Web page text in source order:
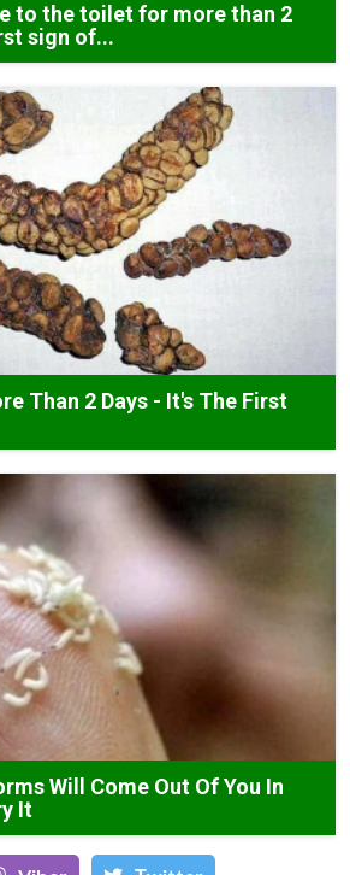
to the toilet for more than 2
sign of...
Than 2 Days - It's The First
Will Come Out Of You In
It